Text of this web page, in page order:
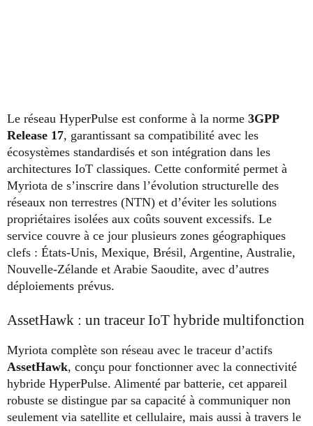
Le réseau HyperPulse est conforme à la norme 3GPP
Release 17, garantissant sa compatibilité avec les
écosystèmes standardisés et son intégration dans les
architectures IoT classiques. Cette conformité permet à
Myriota de s’inscrire dans l’évolution structurelle des
réseaux non terrestres (NTN) et d’éviter les solutions
propriétaires isolées aux coûts souvent excessifs. Le
service couvre à ce jour plusieurs zones géographiques
clefs : États-Unis, Mexique, Brésil, Argentine, Australie,
Nouvelle-Zélande et Arabie Saoudite, avec d’autres
déploiements prévus.
AssetHawk : un traceur IoT hybride multifonction
Myriota complète son réseau avec le traceur d’actifs
AssetHawk, conçu pour fonctionner avec la connectivité
hybride HyperPulse. Alimenté par batterie, cet appareil
robuste se distingue par sa capacité à communiquer non
seulement via satellite et cellulaire, mais aussi à travers le